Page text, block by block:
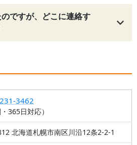
ですが、どこに連絡す
3462
・365日対応）
北海道札幌市南区川沿12条2-2-1